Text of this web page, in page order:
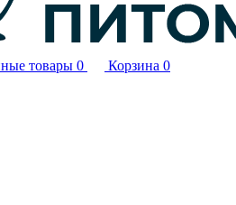
товары 0 Корзина 0